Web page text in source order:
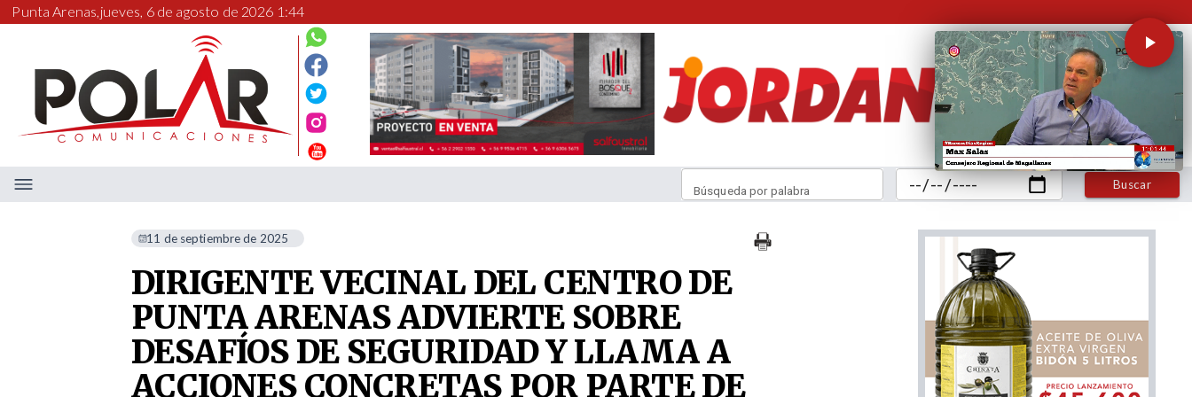
Punta Arenas,jueves, 6 de agosto de 2026 1:44
Buscar
Búsqueda por palabra
11 de septiembre de 2025
DIRIGENTE VECINAL DEL CENTRO DE
PUNTA ARENAS ADVIERTE SOBRE
DESAFÍOS DE SEGURIDAD Y LLAMA A
ACCIONES CONCRETAS POR PARTE DE